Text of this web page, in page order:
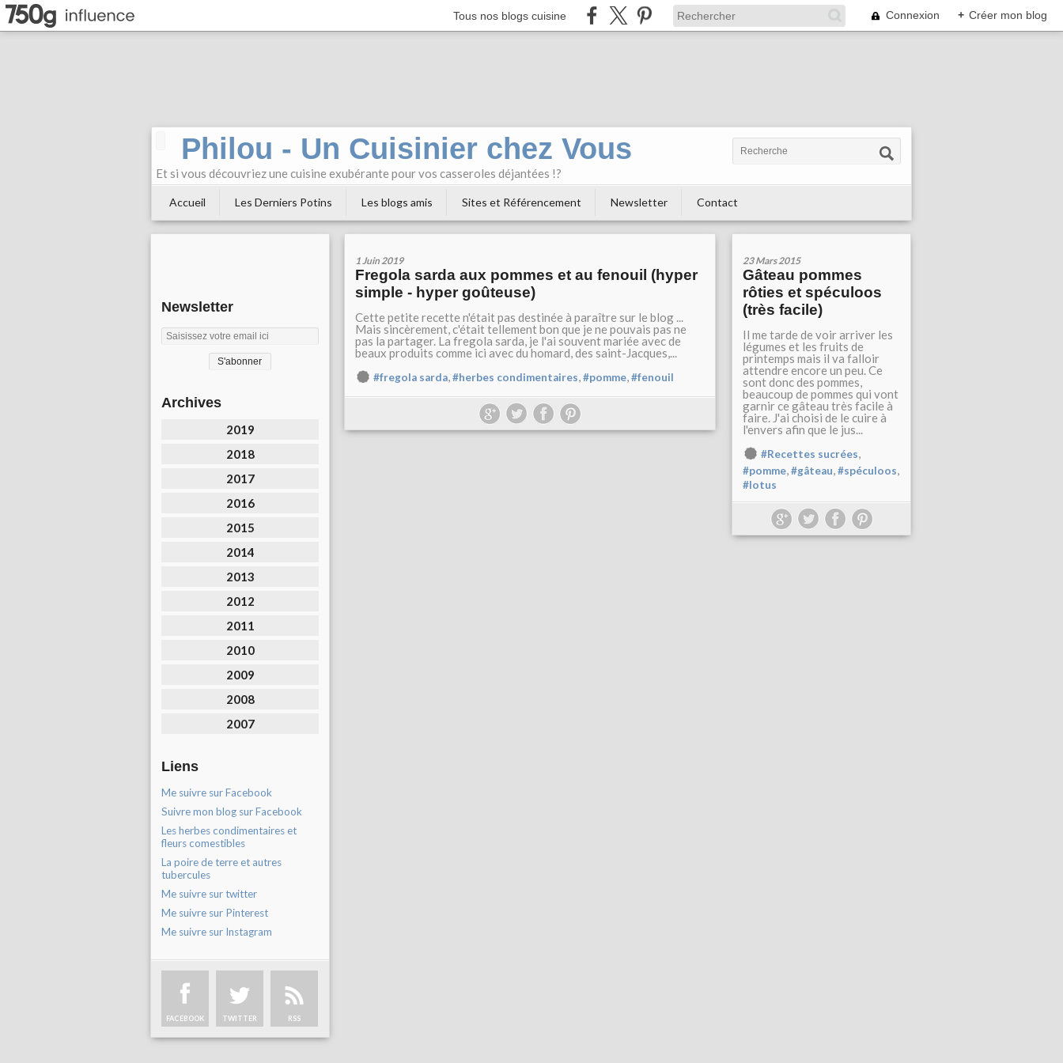
Tous nos blogs cuisine Connexion + Créer mon blog
Philou - Un Cuisinier chez Vous
Et si vous découvriez une cuisine exubérante pour vos casseroles déjantées !?
Accueil Les Derniers Potins Les blogs amis Sites et Référencement Newsletter Contact
Newsletter
Archives
2019
2018
2017
2016
2015
2014
2013
2012
2011
2010
2009
2008
2007
Liens
Me suivre sur Facebook
Suivre mon blog sur Facebook
Les herbes condimentaires et
fleurs comestibles
La poire de terre et autres
tubercules
Me suivre sur twitter
Me suivre sur Pinterest
Me suivre sur Instagram
FACEBOOK TWITTER RSS
1 Juin 2019
Fregola sarda aux pommes et au fenouil (hyper
simple - hyper goûteuse)
Cette petite recette n'était pas destinée à paraître sur le blog ...
Mais sincèrement, c'était tellement bon que je ne pouvais pas ne
pas la partager. La fregola sarda, je l'ai souvent mariée avec de
beaux produits comme ici avec du homard, des saint-Jacques,...
#fregola sarda,#herbes condimentaires,#pomme,#fenouil
23 Mars 2015
Gâteau pommes
rôties et spéculoos
(très facile)
Il me tarde de voir arriver les
légumes et les fruits de
printemps mais il va falloir
attendre encore un peu. Ce
sont donc des pommes,
beaucoup de pommes qui vont
garnir ce gâteau très facile à
faire. J'ai choisi de le cuire à
l'envers afin que le jus...
#Recettes sucrées,
#pomme,#gâteau,#spéculoos,
#lotus